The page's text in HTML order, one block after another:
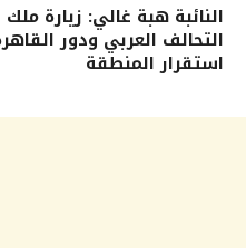
النائبة هبة غالي: زيارة
التحالف العربي ودور
استقرار المنطقة